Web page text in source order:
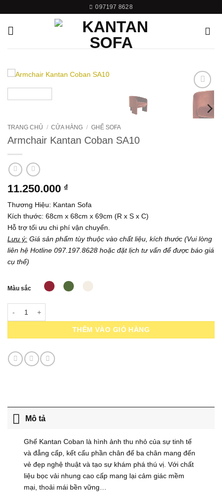
qua
nội
097197 8628
Add to
wishlist
TRANG CHỦ / CỬA HÀNG / GHẾ SOFA
Armchair Kantan Coban SA10
11.250.000 ₫
Thương Hiệu: Kantan Sofa
Kích thước: 68cm x 68cm x 69cm (R x S x C)
Hỗ trợ tối ưu chi phí vận chuyển.
Lưu ý: Giá sản phẩm tùy thuộc vào chất liệu, kích thước (Vui lòng
liên hệ Hotline 097.197.8628 hoặc đặt lịch tư vấn để được báo giá
cụ thể)
Màu sắc
THÊM VÀO GIỎ HÀNG
Mô tả
Ghế Kantan Coban là hình ảnh thu nhỏ của sự tinh tế
và đẳng cấp, kết cấu phần chân đế ba chân mang đến
vẻ đẹp nghệ thuật và tạo sự khám phá thú vị. Với chất
liệu bọc vải nhung cao cấp mang lại cảm giác mềm
mại, thoải mái bền vững…